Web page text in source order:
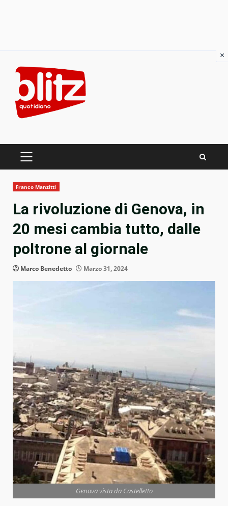
content
PRIMARY
Franco Manzitti
La rivoluzione di Genova, in
20 mesi cambia tutto, dalle
poltrone al giornale
Marco Benedetto Marzo 31, 2024
Genova vista da Castelletto
×